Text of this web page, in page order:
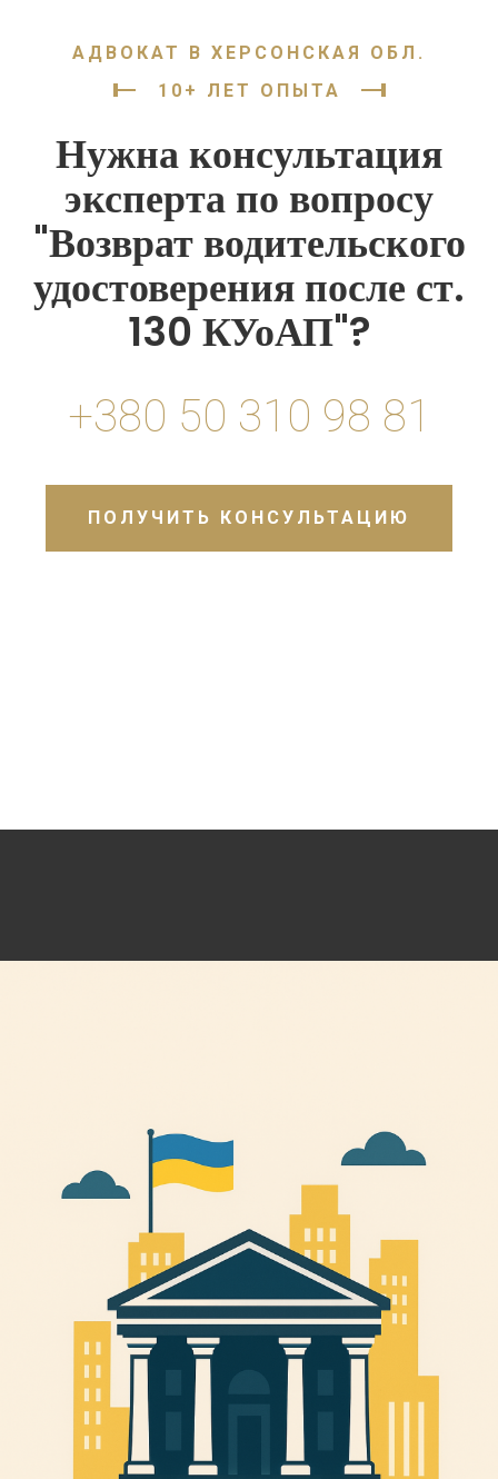
АДВОКАТ В ХЕРСОНСКАЯ ОБЛ.
10+ ЛЕТ ОПЫТА
Нужна консультация
эксперта по вопросу
"Возврат водительского
удостоверения после ст.
130 КУоАП"?
+380 50 310 98 81
ПОЛУЧИТЬ КОНСУЛЬТАЦИЮ